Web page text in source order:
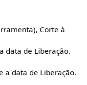
Corte à
data de Liberação.
a data de Liberação.